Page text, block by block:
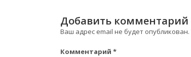
Добавить комментарий
Ваш адрес email не будет опубликован.
Комментарий *